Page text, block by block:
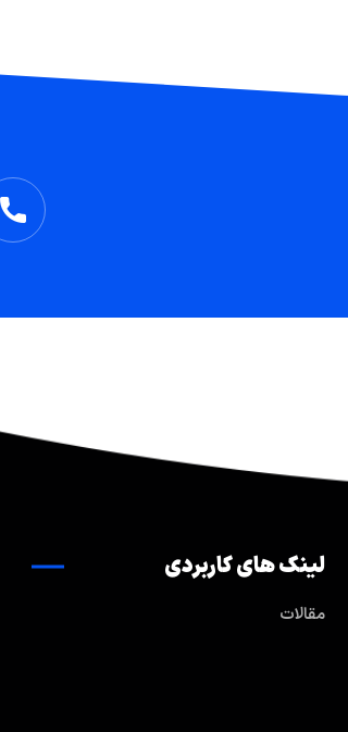
لینک های کاربردی
مقالات